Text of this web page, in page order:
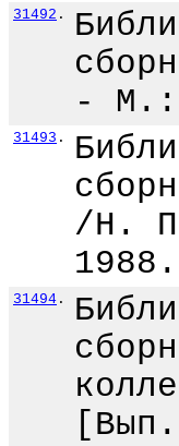
31492 .
- М.:
31493 .
/Н.
31494 .